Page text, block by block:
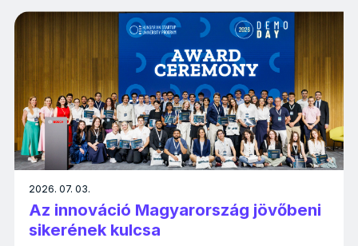
2026. 07. 03.
Az innováció Magyarország jövőbeni
sikerének kulcsa